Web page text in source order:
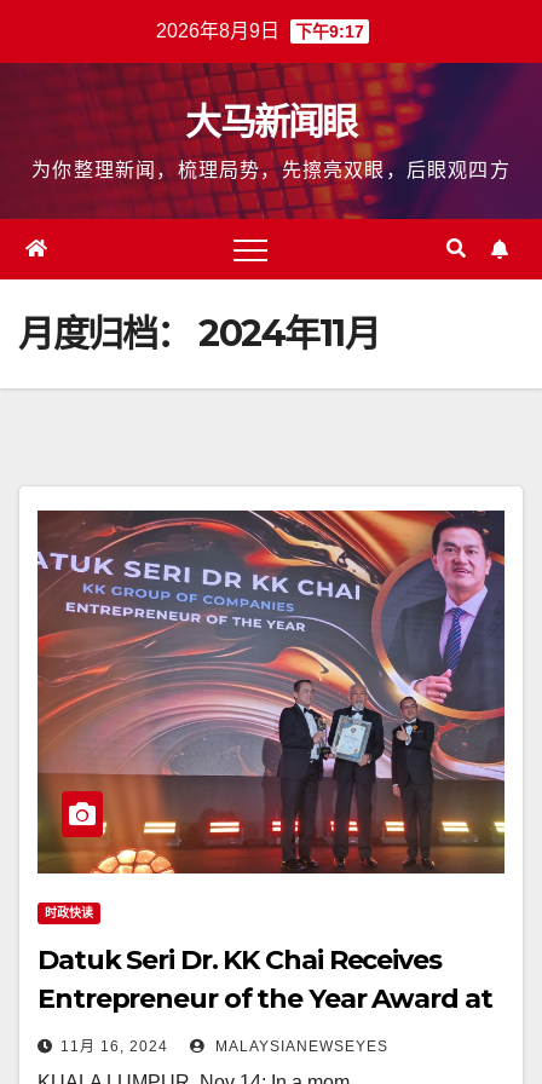
2026年8月9日 下午9:17
大马新闻眼
为你整理新闻，梳理局势，先擦亮双眼，后眼观四方
月度归档： 2024年11月
时政快读
Datuk Seri Dr. KK Chai Receives
Entrepreneur of the Year Award at
SEBA Awards 2024
11月 16, 2024 MALAYSIANEWSEYES